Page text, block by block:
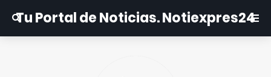
Tu Portal de Noticias. Notiexpres24